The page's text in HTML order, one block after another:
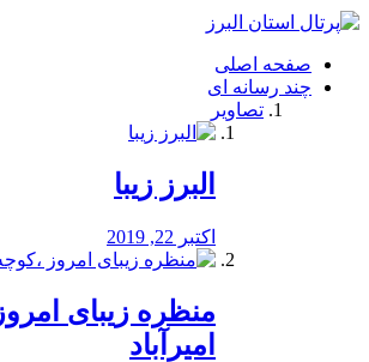
فصد
شرق
تهران
خشکشویی
صفحه اصلی
چند رسانه ای
تصاویر
البرز زیبا
اکتبر 22, 2019
منظره‌‌ زیبای
امیرآباد